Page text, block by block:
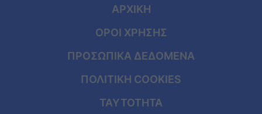
ΑΡΧΙΚΗ
ΟΡΟΙ ΧΡΗΣΗΣ
ΠΡΟΣΩΠΙΚΑ ΔΕΔΟΜΕΝΑ
ΠΟΛΙΤΙΚΗ COOKIES
ΤΑΥΤΟΤΗΤΑ